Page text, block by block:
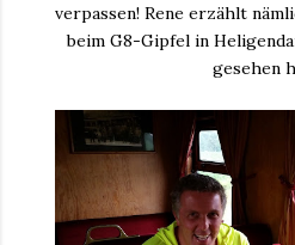
verpassen! Rene erzählt
beim G8-Gipfel in
gesehen